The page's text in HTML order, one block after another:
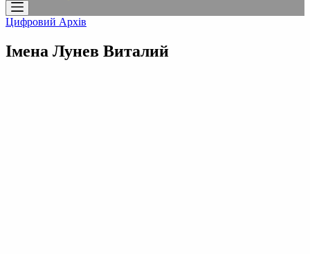
Цифровий Архів
Імена Лунев Виталий